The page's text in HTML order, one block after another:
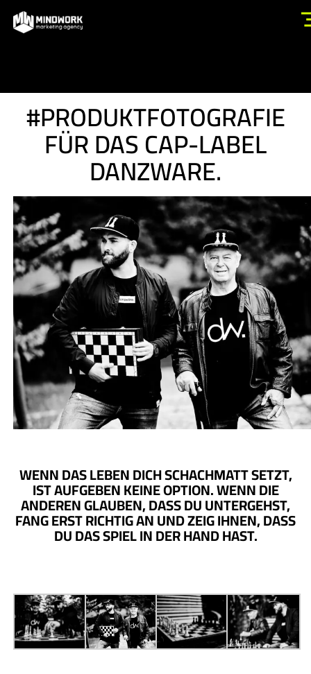
#PRODUKTFOTOGRAFIE
FÜR DAS CAP-LABEL
DANZWARE.
WENN DASLEBENDICHSCHACHMATTSETZT,
IST AUFGEBEN KEINE OPTION. WENN DIE
ANDEREN GLAUBEN, DASS DU UNTERGEHST,
FANG ERST RICHTIG AN UND ZEIG IHNEN, DASS
DU DAS SPIEL IN DER HAND HAST.